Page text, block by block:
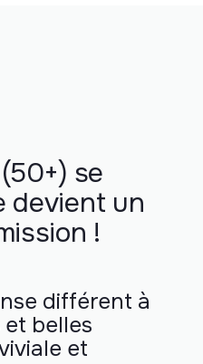
se
devient un
!
différent à
et belles
et